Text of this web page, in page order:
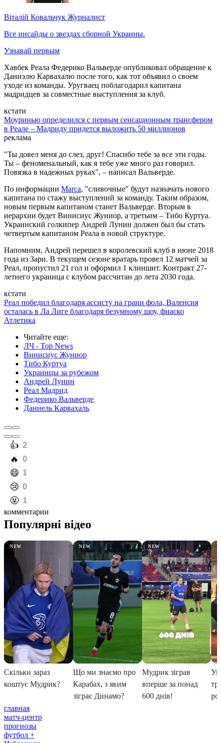
Віталій Ковальчук Журналист
Все инсайды о звездах сборной Украины.
Узнавай первым
Хавбек Реала Федерико Вальверде опубликовал обращение к
Даниэлю Карвахалю после того, как тот объявил о своем
уходе из команды. Уругваец поблагодарил капитана
мадридцев за совместные выступления за клуб.
кстати
Моуринью определился с первым сенсационным трансфером
в Реале – Мадриду придется выложить 50 миллионов
реклама
"Ты довел меня до слез, друг! Спасибо тебе за все эти годы.
Ты – феноменальный, как я тебе уже много раз говорил.
Повязка в надежных руках", – написал Вальверде.
По информации Marca, "сливочные" будут назначать нового
капитана по стажу выступлений за команду. Таким образом,
новым первым капитаном станет Вальверде. Вторым в
иерархии будет Винисиус Жуниор, а третьим – Тибо Куртуа.
Украинский голкипер Андрей Лунин должен был бы стать
четвертым капитаном Реала в новой структуре.
Напомним, Андрей перешел в королевский клуб в июне 2018
года из Зари. В текущем сезоне вратарь провел 12 матчей за
Реал, пропустил 21 гол и оформил 1 клиншит. Контракт 27-
летнего украинца с клубом рассчитан до лета 2030 года.
кстати
Реал победил благодаря ассисту на грани фола, Валенсия
осталась в Ла Лиге благодаря безумному шоу, фиаско
Атлетика
Читайте еще:
ЛЧ - Top News
Винисиус Жуниор
Тибо Куртуа
Украинцы за рубежом
Андрей Лунин
Реал Мадрид
Федерико Вальверде
Даниель Карвахаль
️👍 2
️🔥 0
️😄 1
️😢 0
️🤬 1
комментарии
главная
матч-центр
прогнозы
футбол +